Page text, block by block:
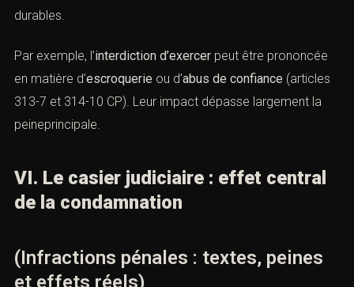
durables.
Par exemple, l’interdiction d’exercer peut être prononcée
en matière d’escroquerie ou d’abus de confiance (articles
313-7 et 314-10 CP). Leur impact dépasse largement la
peineprincipale.
VI. Le casier judiciaire : effet central
de la condamnation
(Infractions pénales : textes, peines
et effets réels)